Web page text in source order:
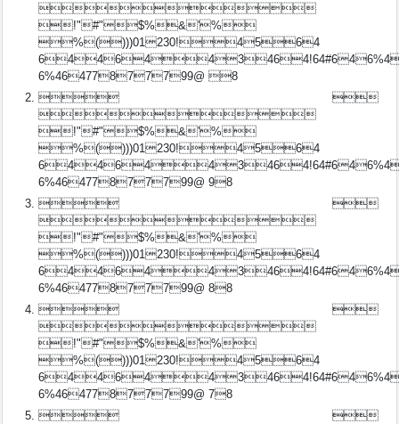

!"#"$%&'%
%()))01230!4564
6%46477877799@ 8
 

!"#"$%&'%
%()))01230!4564
6%46477877799@ 98
 

!"#"$%&'%
%()))01230!4564
6%46477877799@ 88
 

!"#"$%&'%
%()))01230!4564
6%46477877799@ 78
 